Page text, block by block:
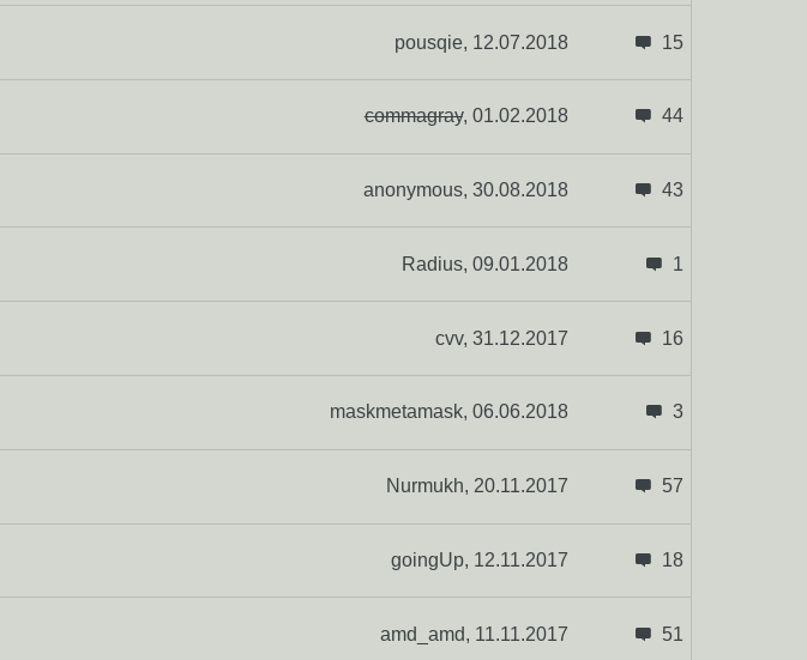
15
pousqie, 12.07.2018
44
commagray, 01.02.2018
43
anonymous, 30.08.2018
1
Radius, 09.01.2018
16
cvv, 31.12.2017
3
maskmetamask, 06.06.2018
57
Nurmukh, 20.11.2017
18
goingUp, 12.11.2017
51
amd_amd, 11.11.2017